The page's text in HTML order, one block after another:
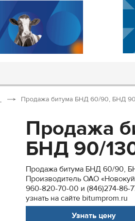
Продажа битума БНД 60/90, БНД
Продажа
БНД 90/
Продажа битума БНД 60/90,
Производитель ОАО
960-820-70-00 и (846)274-
узнать на сайте bitumprom.ru
Узнать цену